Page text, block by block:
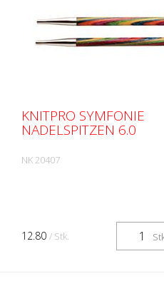
KNITPRO SYMFONIE
NADELSPITZEN 6.0
NK 20407
12.80 / Stk.